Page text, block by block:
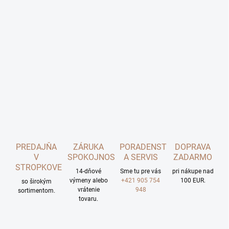
PREDAJŇA
V
STROPKOVE
so širokým
sortimentom.
ZÁRUKA
SPOKOJNOSTI
14-dňové
výmeny alebo
vrátenie
tovaru.
PORADENSTVO
A SERVIS
Sme tu pre vás
+421 905 754
948
DOPRAVA
ZADARMO
pri nákupe nad
100 EUR.